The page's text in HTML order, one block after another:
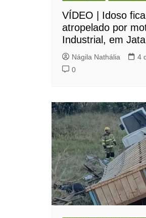
VÍDEO | Idoso
atropelado por
Industrial, em
Nágila Nathália
4
0